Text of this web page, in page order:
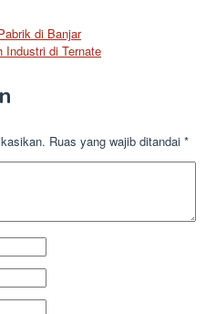
di Banjar
Industri di Ternate
Ruas yang wajib ditandai *